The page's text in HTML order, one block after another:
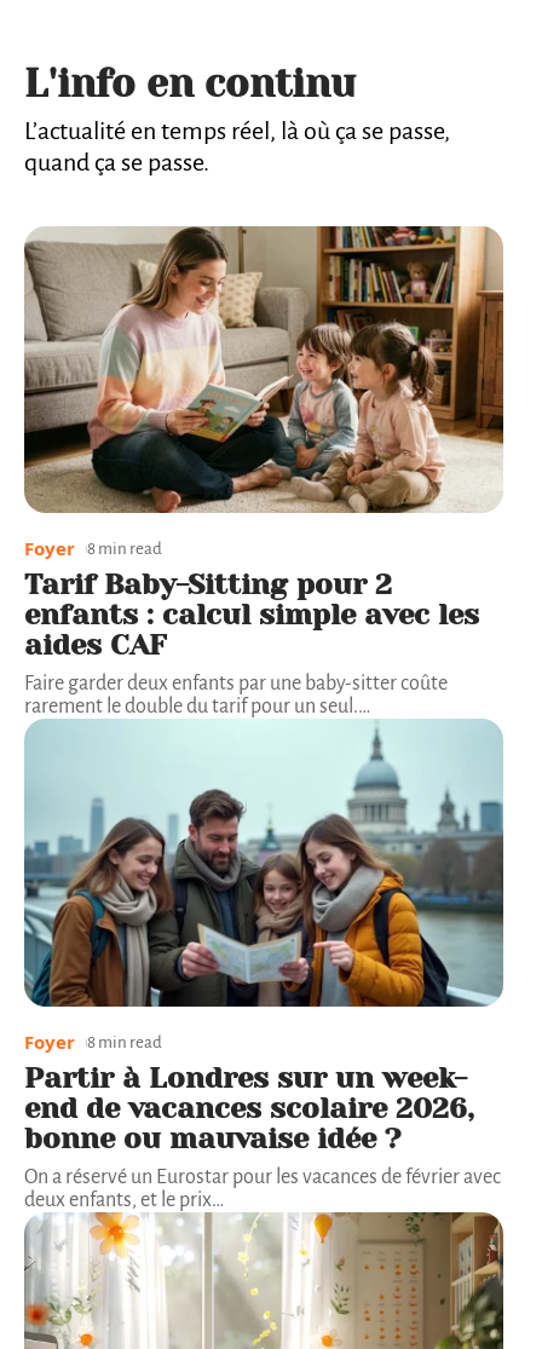
L'info en continu
L’actualité en temps réel, là où ça se passe,
quand ça se passe.
Foyer 8 min read
Tarif Baby-Sitting pour 2
enfants : calcul simple avec les
aides CAF
Faire garder deux enfants par une baby-sitter coûte
rarement le double du tarif pour un seul.…
Foyer 8 min read
Partir à Londres sur un week-
end de vacances scolaire 2026,
bonne ou mauvaise idée ?
On a réservé un Eurostar pour les vacances de février avec
deux enfants, et le prix…